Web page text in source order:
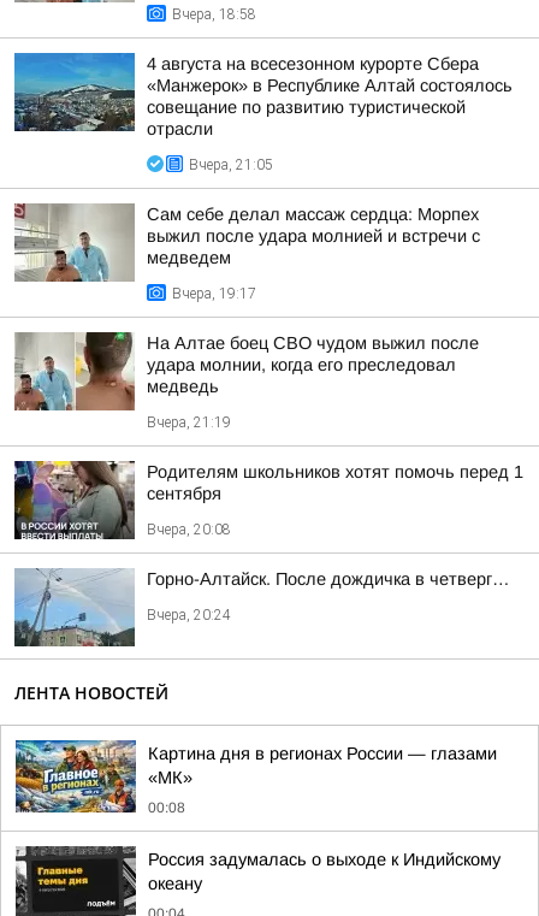
Вчера, 18:58
4 августа на всесезонном курорте Сбера
«Манжерок» в Республике Алтай состоялось
совещание по развитию туристической
отрасли
Вчера, 21:05
Сам себе делал массаж сердца: Морпех
выжил после удара молнией и встречи с
медведем
Вчера, 19:17
На Алтае боец СВО чудом выжил после
удара молнии, когда его преследовал
медведь
Вчера, 21:19
Родителям школьников хотят помочь перед 1
сентября
Вчера, 20:08
Горно-Алтайск. После дождичка в четверг…
Вчера, 20:24
ЛЕНТА НОВОСТЕЙ
Картина дня в регионах России — глазами
«МК»
00:08
Россия задумалась о выходе к Индийскому
океану